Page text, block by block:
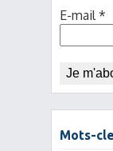
E-mail*
Mots-